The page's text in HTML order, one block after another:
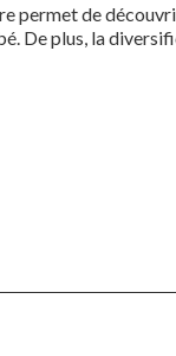
permet de
De plus, la